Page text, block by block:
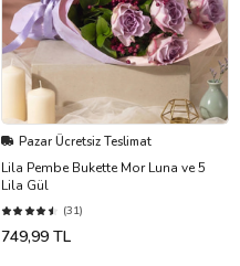
Pazar Ücretsiz Teslimat
Lila Pembe Bukette Mor Luna ve 5
Lila Gül
(31)
749,99 TL